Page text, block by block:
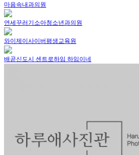
마음속내과의원
연세꾸러기소아청소년과의원
와이제이사이버평생교육원
배곧신도시 센트로하임 하임이네